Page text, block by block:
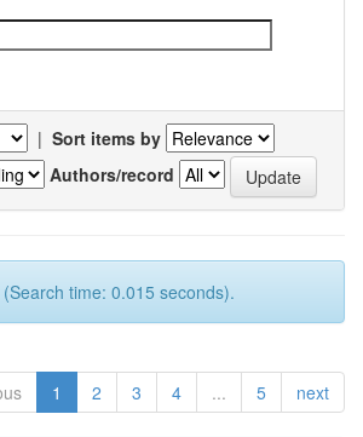
| Sort items by
Authors/record
time: 0.015 seconds).
1 2 3 4 ... 5 next